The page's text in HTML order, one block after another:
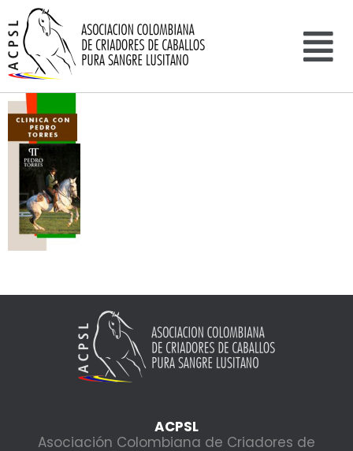
ACPSL
Asociación Colombiana de Criadores de